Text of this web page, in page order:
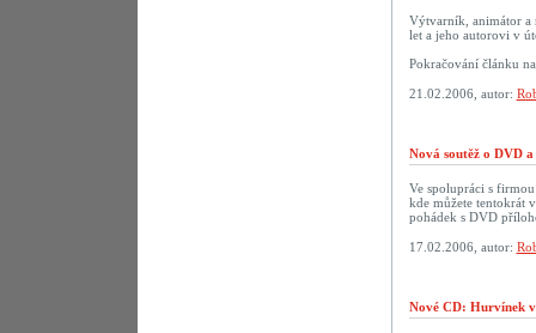
Výtvarník, animátor a
let a jeho autorovi v
Pokračování článku
21.02.2006, autor:
Nová soutěž o DVD
Ve spolupráci s
kde můžete tentokrát
pohádek s DVD
17.02.2006, autor:
Nové CD: Hurvínek v